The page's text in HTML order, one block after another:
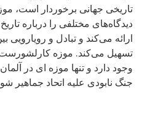
تاریخی جهانی برخوردار است،
دیدگاه‌های مختلفی را درباره
ارائه می‌کند و تبادل و
وجود دارد و تنها موزه ای در
جنگ نابودی علیه اتحاد جماهیر